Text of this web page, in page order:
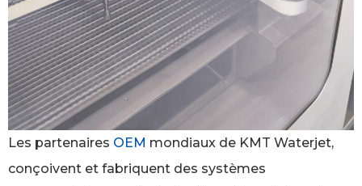
Les partenaires OEM mondiaux de KMT Waterjet,
conçoivent et fabriquent des systèmes